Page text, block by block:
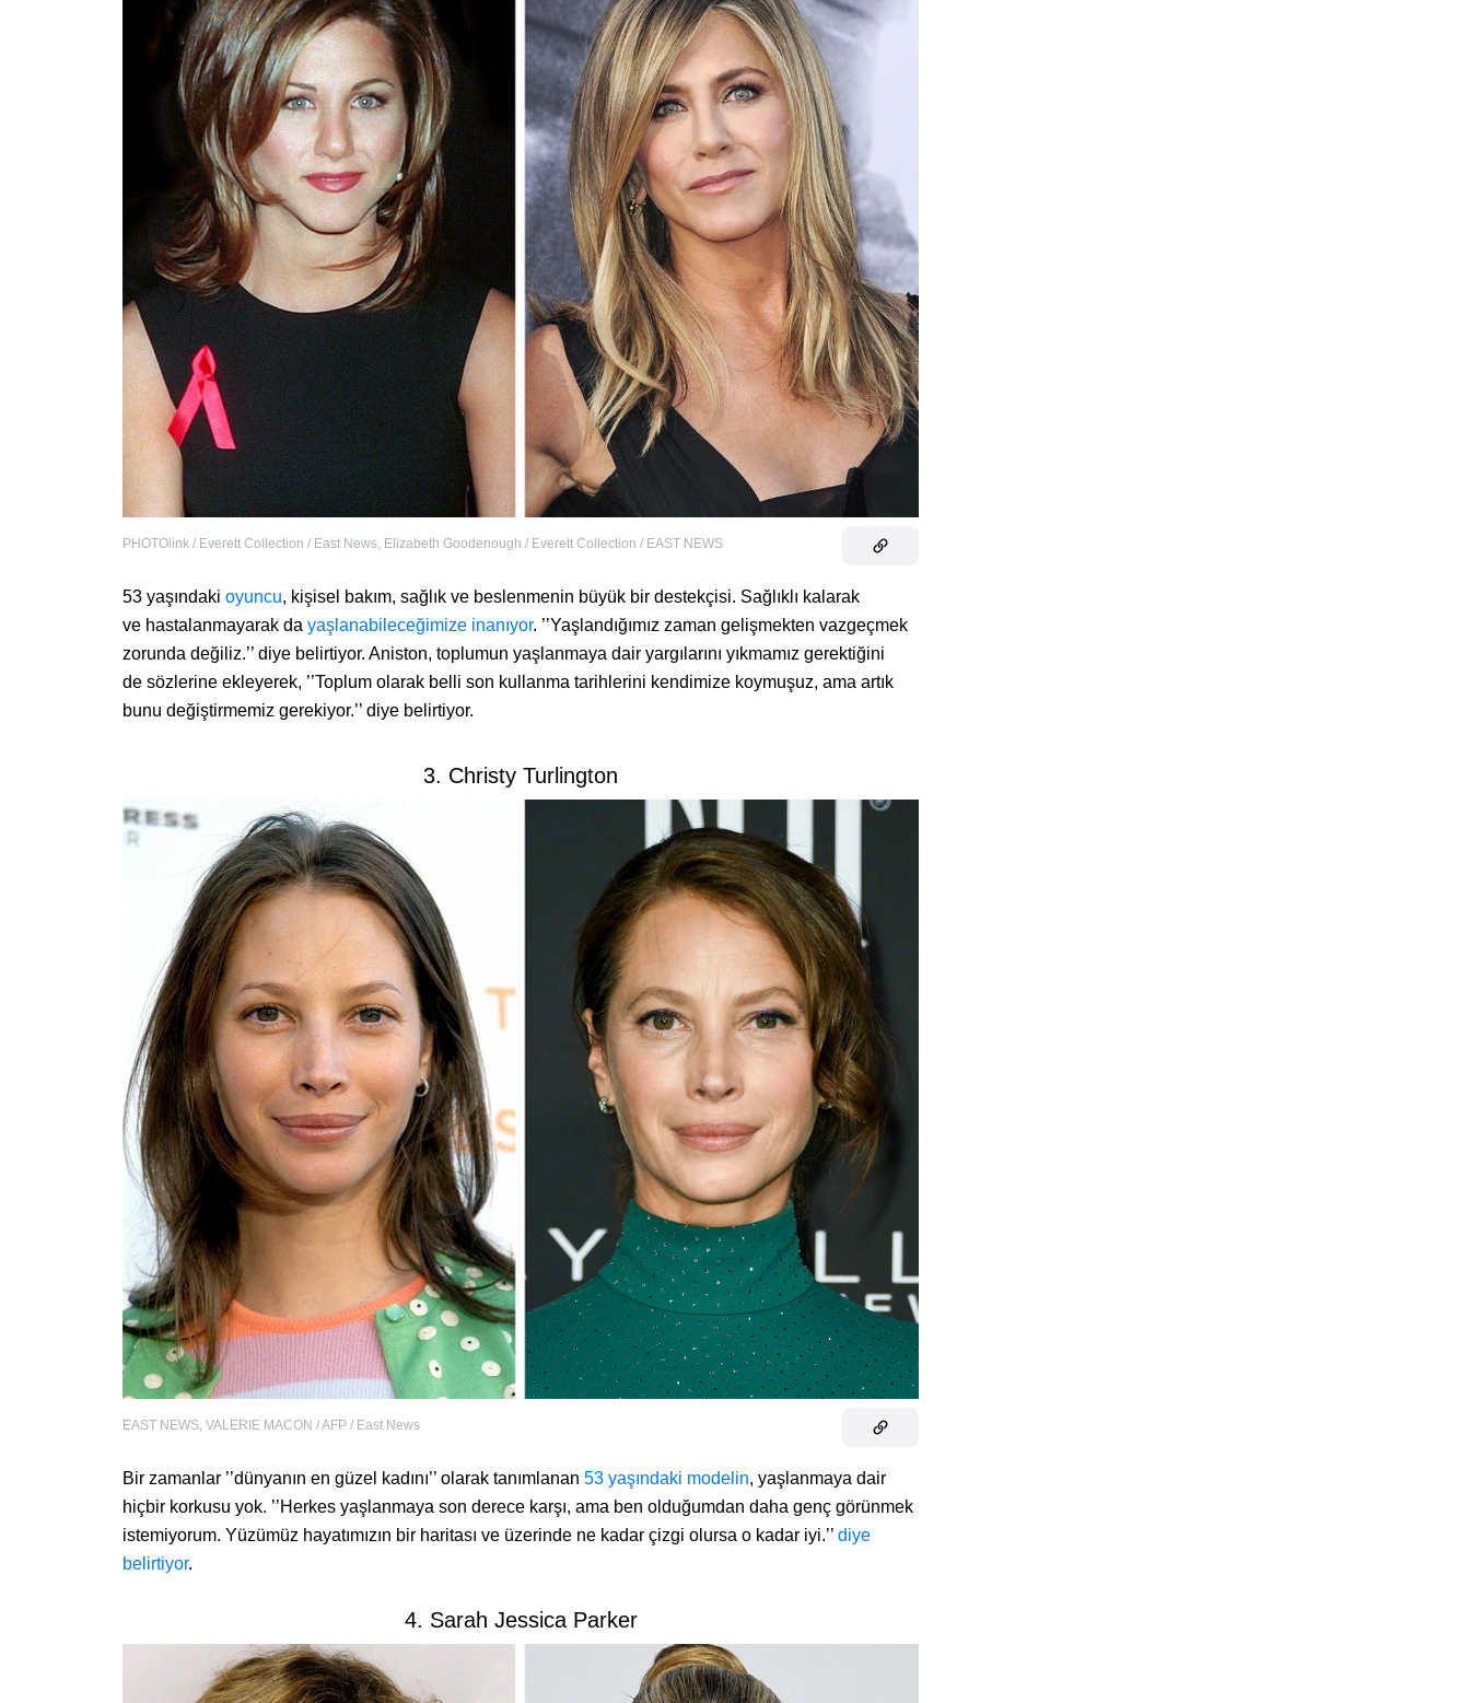
PHOTOlink / Everett Collection / East News, Elizabeth Goodenough / Everett Collection / EAST NEWS
53 yaşındaki oyuncu, kişisel bakım, sağlık ve beslenmenin büyük bir destekçisi. Sağlıklı kalarak
ve hastalanmayarak da yaşlanabileceğimize inanıyor. ’’Yaşlandığımız zaman gelişmekten vazgeçmek
zorunda değiliz.’’ diye belirtiyor. Aniston, toplumun yaşlanmaya dair yargılarını yıkmamız gerektiğini
de sözlerine ekleyerek, ’’Toplum olarak belli son kullanma tarihlerini kendimize koymuşuz, ama artık
bunu değiştirmemiz gerekiyor.’’ diye belirtiyor.
3. Christy Turlington
EAST NEWS, VALERIE MACON / AFP / East News
Bir zamanlar ’’dünyanın en güzel kadını’’ olarak tanımlanan 53 yaşındaki modelin, yaşlanmaya dair
hiçbir korkusu yok. ’’Herkes yaşlanmaya son derece karşı, ama ben olduğumdan daha genç görünmek
istemiyorum. Yüzümüz hayatımızın bir haritası ve üzerinde ne kadar çizgi olursa o kadar iyi.’’ diye
belirtiyor.
4. Sarah Jessica Parker